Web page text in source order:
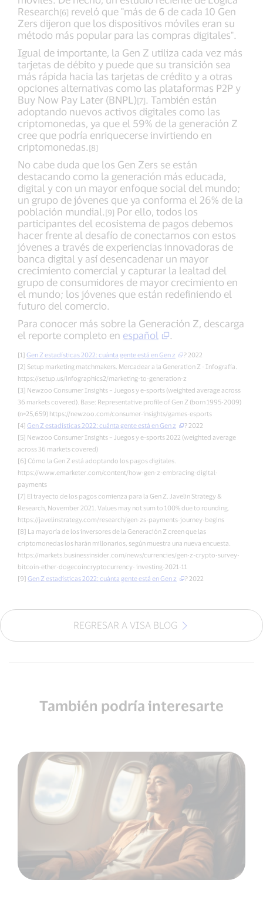
Research[6] reveló que "más de 6 de cada 10 Gen
Zers dijeron que los dispositivos móviles eran su
método más popular para las compras digitales".
Igual de importante, la Gen Z utiliza cada vez más
tarjetas de débito y puede que su transición sea
más rápida hacia las tarjetas de crédito y a otras
opciones alternativas como las plataformas P2P y
Buy Now Pay Later (BNPL)[7]. También están
adoptando nuevos activos digitales como las
criptomonedas, ya que el 59% de la generación Z
cree que podría enriquecerse invirtiendo en
criptomonedas.[8]
No cabe duda que los Gen Zers se están
destacando como la generación más educada,
digital y con un mayor enfoque social del mundo;
un grupo de jóvenes que ya conforma el 26% de la
población mundial.[9] Por ello, todos los
participantes del ecosistema de pagos debemos
hacer frente al desafío de conectarnos con estos
jóvenes a través de experiencias innovadoras de
banca digital y así desencadenar un mayor
crecimiento comercial y capturar la lealtad del
grupo de consumidores de mayor crecimiento en
el mundo; los jóvenes que están redefiniendo el
futuro del comercio.
Para conocer más sobre la Generación Z, descarga
el reporte completo en español .
[1] Gen Z estadísticas 2022: cuánta gente está en Gen z
? 2022
[2] Setup marketing matchmakers. Mercadear a la Generation Z - Infografía.
https://setup.us/infographics2/marketing-to-generation-z
[3] Newzoo Consumer Insights – Juegos y e-sports (weighted average across
36 markets covered). Base: Representative profile of Gen Z (born 1995-2009)
(n=25,659) https://newzoo.com/consumer-insights/games-esports
[4] Gen Z estadísticas 2022: cuánta gente está en Gen z
? 2022
[5] Newzoo Consumer Insights – Juegos y e-sports 2022 (weighted average
across 36 markets covered)
[6] Cómo la Gen Z está adoptando los pagos digitales.
https://www.emarketer.com/content/how-gen-z-embracing-digital-
payments
[7] El trayecto de los pagos comienza para la Gen Z. Javelin Strategy &
Research, November 2021. Values may not sum to 100% due to rounding.
https://javelinstrategy.com/research/gen-zs-payments-journey-begins
[8] La mayoría de los inversores de la Generación Z creen que las
criptomonedas los harán millonarios, según muestra una nueva encuesta.
https://markets.businessinsider.com/news/currencies/gen-z-crypto-survey-
bitcoin-ether-dogecoincryptocurrency- investing-2021-11
[9] Gen Z estadísticas 2022: cuánta gente está en Gen z ? 2022
REGRESAR A VISA BLOG
También podría interesarte